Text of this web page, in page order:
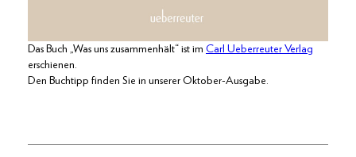
Das Buch „Was uns zusammenhält“ ist im Carl Ueberreuter Verlag
erschienen.
Den Buchtipp finden Sie in unserer Oktober-Ausgabe.